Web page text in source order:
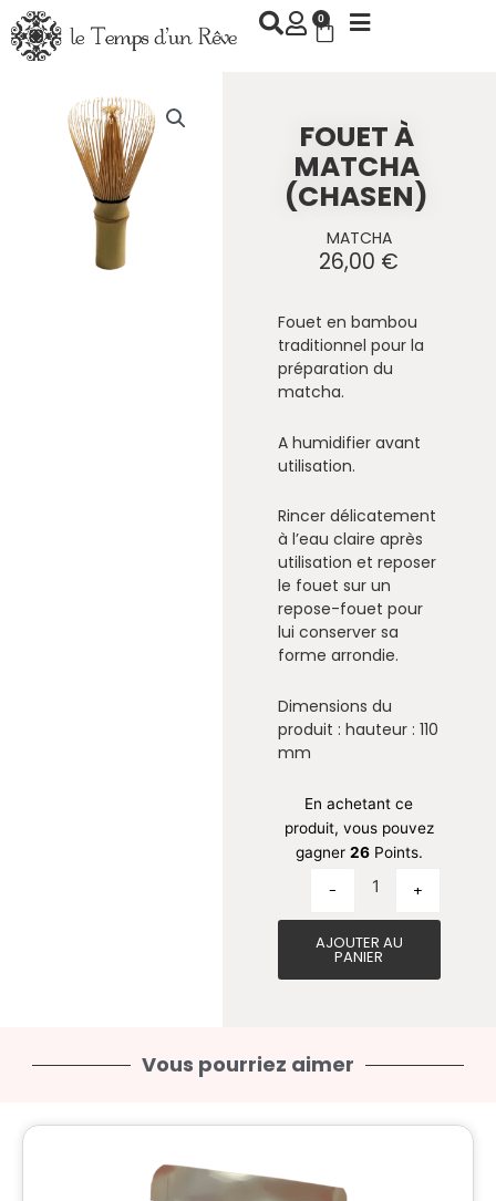
Aller
au
contenu
0
Panier
FOUET À
MATCHA
(CHASEN)
MATCHA
26,00 €
Fouet en bambou
traditionnel pour la
préparation du
matcha.
A humidifier avant
utilisation.
Rincer délicatement
à l’eau claire après
utilisation et reposer
le fouet sur un
repose-fouet pour
lui conserver sa
forme arrondie.
Dimensions du
produit : hauteur : 110
mm
En achetant ce
produit, vous pouvez
gagner 26Points.
quantité de
- +
AJOUTER AU
PANIER
Vous pourriez aimer